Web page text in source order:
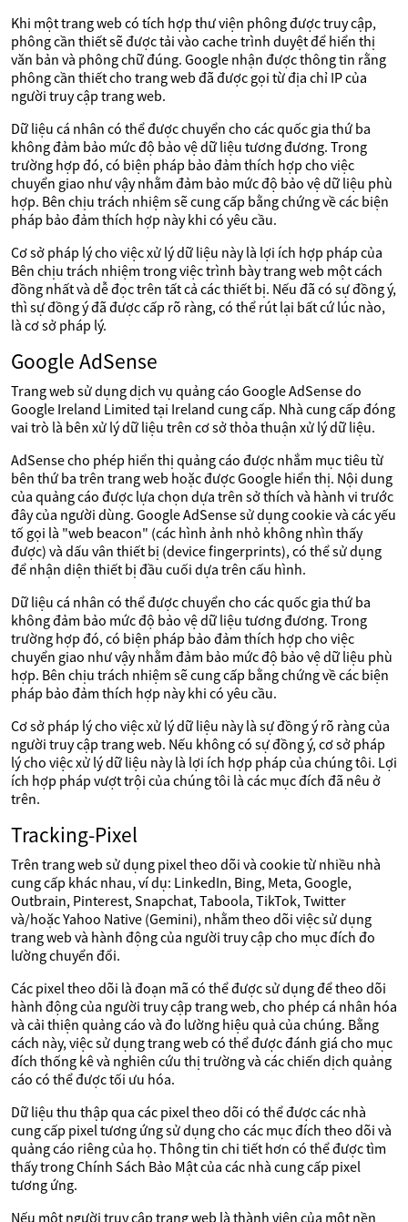
Khi một trang web có tích hợp thư viện phông được truy cập,
phông cần thiết sẽ được tải vào cache trình duyệt để hiển thị
văn bản và phông chữ đúng. Google nhận được thông tin rằng
phông cần thiết cho trang web đã được gọi từ địa chỉ IP của
người truy cập trang web.
Dữ liệu cá nhân có thể được chuyển cho các quốc gia thứ ba
không đảm bảo mức độ bảo vệ dữ liệu tương đương. Trong
trường hợp đó, có biện pháp bảo đảm thích hợp cho việc
chuyển giao như vậy nhằm đảm bảo mức độ bảo vệ dữ liệu phù
hợp. Bên chịu trách nhiệm sẽ cung cấp bằng chứng về các biện
pháp bảo đảm thích hợp này khi có yêu cầu.
Cơ sở pháp lý cho việc xử lý dữ liệu này là lợi ích hợp pháp của
Bên chịu trách nhiệm trong việc trình bày trang web một cách
đồng nhất và dễ đọc trên tất cả các thiết bị. Nếu đã có sự đồng ý,
thì sự đồng ý đã được cấp rõ ràng, có thể rút lại bất cứ lúc nào,
là cơ sở pháp lý.
Google AdSense
Trang web sử dụng dịch vụ quảng cáo Google AdSense do
Google Ireland Limited tại Ireland cung cấp. Nhà cung cấp đóng
vai trò là bên xử lý dữ liệu trên cơ sở thỏa thuận xử lý dữ liệu.
AdSense cho phép hiển thị quảng cáo được nhắm mục tiêu từ
bên thứ ba trên trang web hoặc được Google hiển thị. Nội dung
của quảng cáo được lựa chọn dựa trên sở thích và hành vi trước
đây của người dùng. Google AdSense sử dụng cookie và các yếu
tố gọi là "web beacon" (các hình ảnh nhỏ không nhìn thấy
được) và dấu vân thiết bị (device fingerprints), có thể sử dụng
để nhận diện thiết bị đầu cuối dựa trên cấu hình.
Dữ liệu cá nhân có thể được chuyển cho các quốc gia thứ ba
không đảm bảo mức độ bảo vệ dữ liệu tương đương. Trong
trường hợp đó, có biện pháp bảo đảm thích hợp cho việc
chuyển giao như vậy nhằm đảm bảo mức độ bảo vệ dữ liệu phù
hợp. Bên chịu trách nhiệm sẽ cung cấp bằng chứng về các biện
pháp bảo đảm thích hợp này khi có yêu cầu.
Cơ sở pháp lý cho việc xử lý dữ liệu này là sự đồng ý rõ ràng của
người truy cập trang web. Nếu không có sự đồng ý, cơ sở pháp
lý cho việc xử lý dữ liệu này là lợi ích hợp pháp của chúng tôi. Lợi
ích hợp pháp vượt trội của chúng tôi là các mục đích đã nêu ở
trên.
Tracking-Pixel
Trên trang web sử dụng pixel theo dõi và cookie từ nhiều nhà
cung cấp khác nhau, ví dụ: LinkedIn, Bing, Meta, Google,
Outbrain, Pinterest, Snapchat, Taboola, TikTok, Twitter
và/hoặc Yahoo Native (Gemini), nhằm theo dõi việc sử dụng
trang web và hành động của người truy cập cho mục đích đo
lường chuyển đổi.
Các pixel theo dõi là đoạn mã có thể được sử dụng để theo dõi
hành động của người truy cập trang web, cho phép cá nhân hóa
và cải thiện quảng cáo và đo lường hiệu quả của chúng. Bằng
cách này, việc sử dụng trang web có thể được đánh giá cho mục
đích thống kê và nghiên cứu thị trường và các chiến dịch quảng
cáo có thể được tối ưu hóa.
Dữ liệu thu thập qua các pixel theo dõi có thể được các nhà
cung cấp pixel tương ứng sử dụng cho các mục đích theo dõi và
quảng cáo riêng của họ. Thông tin chi tiết hơn có thể được tìm
thấy trong Chính Sách Bảo Mật của các nhà cung cấp pixel
tương ứng.
Nếu một người truy cập trang web là thành viên của một nền